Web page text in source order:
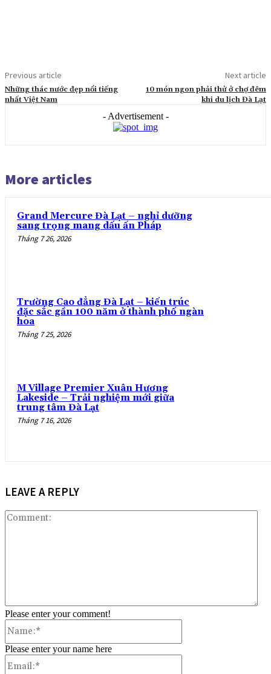
Previous article
Những thác nước đẹp nổi tiếng
nhất Việt Nam
Next article
10 món ngon phải thử ở chợ đêm
khi du lịch Đà Lạt
- Advertisement -
More articles
Grand Mercure Đà Lạt – nghỉ dưỡng
sang trọng mang dấu ấn Pháp
Tháng 7 26, 2026
Trường Cao đẳng Đà Lạt – kiến trúc
đặc sắc gần 100 năm ở thành phố ngàn
hoa
Tháng 7 25, 2026
M Village Premier Xuân Hương
Lakeside – Trải nghiệm mới giữa
trung tâm Đà Lạt
Tháng 7 16, 2026
LEAVE A REPLY
Please enter your comment!
Please enter your name here